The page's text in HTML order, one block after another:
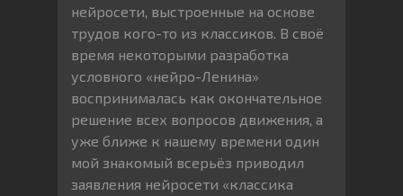
нейросети, выстроенные на основе
трудов кого-то из классиков. В своё
время некоторыми разработка
условного «нейро-Ленина»
воспринималась как окончательное
решение всех вопросов движения, а
уже ближе к нашему времени один
мой знакомый всерьёз приводил
заявления нейросети «классика